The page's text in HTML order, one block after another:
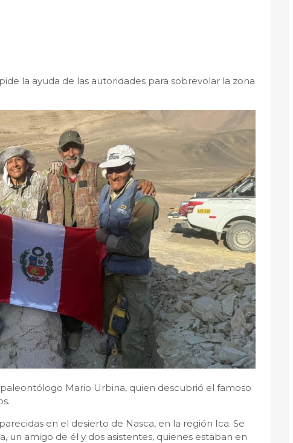
la ayuda de las autoridades para sobrevolar la zona
Mario Urbina, quien descubrió el famoso
en el desierto de Nasca, en la región Ica. Se
un amigo de él y dos asistentes, quienes estaban en